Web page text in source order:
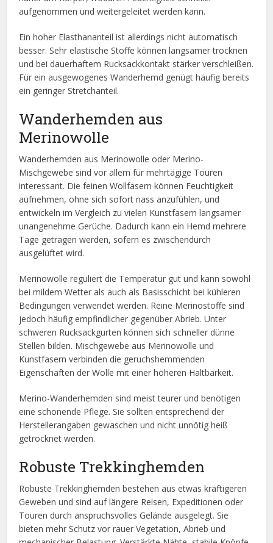
aufgenommen und weitergeleitet werden kann.
Ein hoher Elasthananteil ist allerdings nicht automatisch
besser. Sehr elastische Stoffe können langsamer trocknen
und bei dauerhaftem Rucksackkontakt stärker verschleißen.
Für ein ausgewogenes Wanderhemd genügt häufig bereits
ein geringer Stretchanteil.
Wanderhemden aus
Merinowolle
Wanderhemden aus Merinowolle oder Merino-
Mischgewebe sind vor allem für mehrtägige Touren
interessant. Die feinen Wollfasern können Feuchtigkeit
aufnehmen, ohne sich sofort nass anzufühlen, und
entwickeln im Vergleich zu vielen Kunstfasern langsamer
unangenehme Gerüche. Dadurch kann ein Hemd mehrere
Tage getragen werden, sofern es zwischendurch
ausgelüftet wird.
Merinowolle reguliert die Temperatur gut und kann sowohl
bei mildem Wetter als auch als Basisschicht bei kühleren
Bedingungen verwendet werden. Reine Merinostoffe sind
jedoch häufig empfindlicher gegenüber Abrieb. Unter
schweren Rucksackgurten können sich schneller dünne
Stellen bilden. Mischgewebe aus Merinowolle und
Kunstfasern verbinden die geruchshemmenden
Eigenschaften der Wolle mit einer höheren Haltbarkeit.
Merino-Wanderhemden sind meist teurer und benötigen
eine schonende Pflege. Sie sollten entsprechend der
Herstellerangaben gewaschen und nicht unnötig heiß
getrocknet werden.
Robuste Trekkinghemden
Robuste Trekkinghemden bestehen aus etwas kräftigeren
Geweben und sind auf längere Reisen, Expeditionen oder
Touren durch anspruchsvolles Gelände ausgelegt. Sie
bieten mehr Schutz vor rauer Vegetation, Abrieb und